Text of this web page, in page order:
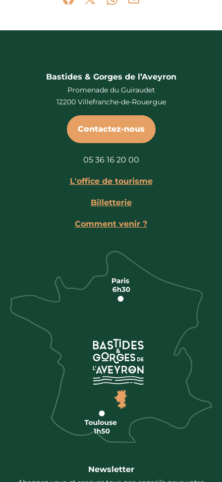
Partager sur Facebook (nouvelle
Partager sur X / Twitter (nouvelle
Partager sur WhatsApp
Partager par mail
Bastides & Gorges de l’Aveyron
Promenade du Guiraudet
12200 Villefranche-de-Rouergue
Contactez-nous
05 36 16 20 00
L'office de tourisme
Billetterie
Comment venir ?
Newsletter